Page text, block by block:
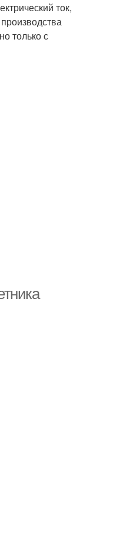
ток,
только с